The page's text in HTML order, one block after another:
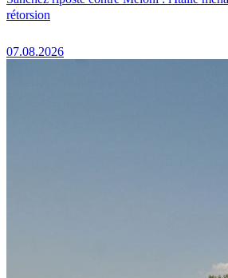
rétorsion
07.08.2026